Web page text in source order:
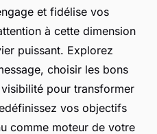
de lectureet fidélise vos
à cette dimension
puissant. Explorez
choisir les bons
pour transformer
vos objectifs
comme moteur de votre